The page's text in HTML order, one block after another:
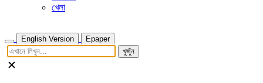
খেলা
English Version
Epaper
খুজুঁন